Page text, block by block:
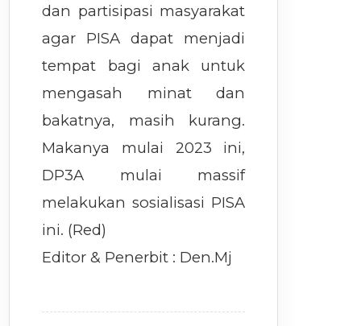
dan partisipasi masyarakat
agar PISA dapat menjadi
tempat bagi anak untuk
mengasah minat dan
bakatnya, masih kurang.
Makanya mulai 2023 ini,
DP3A mulai massif
melakukan sosialisasi PISA
ini. (Red)
Editor & Penerbit : Den.Mj